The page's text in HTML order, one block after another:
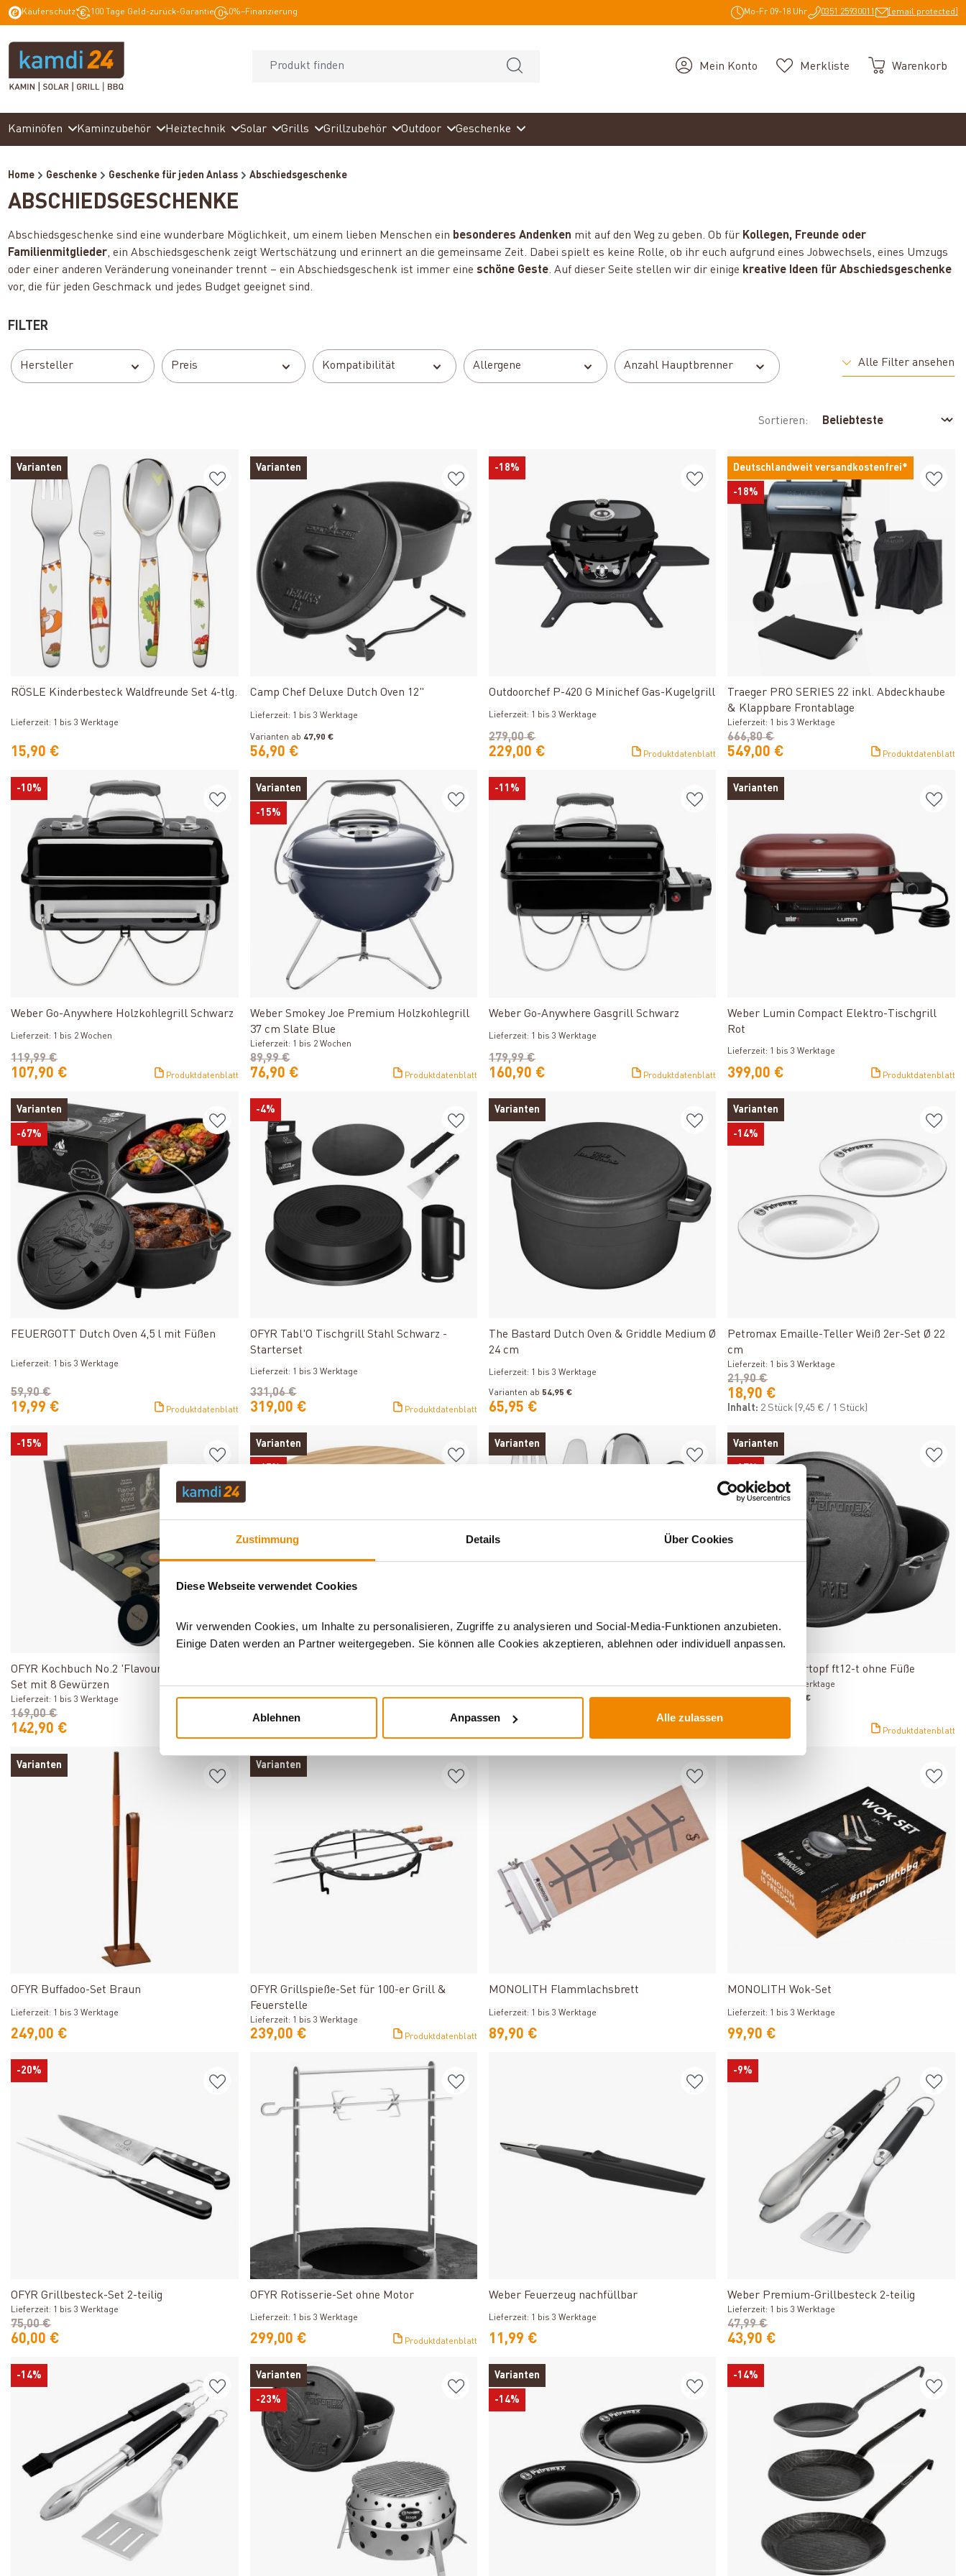
Zustimmung Details Über Cookies
Diese Webseite verwendet Cookies
Wir verwenden Cookies, um Inhalte zu personalisieren, Zugriffe zu analysieren und Social-Media-Funktionen anzubieten.
Einige Daten werden an Partner weitergegeben. Sie können alle Cookies akzeptieren, ablehnen oder individuell anpassen.
Ablehnen Anpassen Alle zulassen
Zur Hauptnavigation springen
Käuferschutz 100 Tage Geld-zurück-Garantie 0%–Finanzierung Mo-Fr 09-18 Uhr 0351 25930011 [email protected]
Mein Konto Merkliste Warenkorb
Kaminöfen Kaminzubehör Heiztechnik Solar Grills Grillzubehör Outdoor Geschenke
Home Geschenke Geschenke für jeden Anlass Abschiedsgeschenke
ABSCHIEDSGESCHENKE
Abschiedsgeschenke sind eine wunderbare Möglichkeit, um einem lieben Menschen ein besonderes Andenken mit auf den Weg zu geben. Ob für Kollegen, Freunde oder
Familienmitglieder, ein Abschiedsgeschenk zeigt Wertschätzung und erinnert an die gemeinsame Zeit. Dabei spielt es keine Rolle, ob ihr euch aufgrund eines Jobwechsels, eines Umzugs
oder einer anderen Veränderung voneinander trennt – ein Abschiedsgeschenk ist immer eineschöne Geste. Auf dieser Seite stellen wir dir einige kreative Ideen für Abschiedsgeschenke
vor, die für jeden Geschmack und jedes Budget geeignet sind.
FILTER
Hersteller Preis Kompatibilität Allergene Anzahl Hauptbrenner Alle Filter ansehen
Sortieren:
Varianten
Produkt ansehen
RÖSLE Kinderbesteck Waldfreunde Set 4-tlg.
Lieferzeit: 1 bis 3 Werktage
15,90 €
Varianten
Camp Chef Deluxe Dutch Oven 12"
Lieferzeit: 1 bis 3 Werktage
Varianten ab 47,90 €
56,90 €
-18%
Outdoorchef P-420 G Minichef Gas-Kugelgrill
Lieferzeit: 1 bis 3 Werktage
229,00 €
279,00 €
Produktdatenblatt
Deutschlandweit versandkostenfrei*
-18%
Traeger PRO SERIES 22 inkl. Abdeckhaube
& Klappbare Frontablage
Lieferzeit: 1 bis 3 Werktage
549,00 €
666,80 €
Produktdatenblatt
-10%
Produkt ansehen
Weber Go-Anywhere Holzkohlegrill Schwarz
Lieferzeit: 1 bis 2 Wochen
107,90 €
119,99 €
Produktdatenblatt
Varianten
-15%
Weber Smokey Joe Premium Holzkohlegrill
37 cm Slate Blue
Lieferzeit: 1 bis 2 Wochen
76,90 €
89,99 €
Produktdatenblatt
-11%
Weber Go-Anywhere Gasgrill Schwarz
Lieferzeit: 1 bis 3 Werktage
160,90 €
179,99 €
Produktdatenblatt
Varianten
Weber Lumin Compact Elektro-Tischgrill
Rot
Lieferzeit: 1 bis 3 Werktage
399,00 € Produktdatenblatt
Varianten
-67%
Produkt ansehen
FEUERGOTT Dutch Oven 4,5 l mit Füßen
Lieferzeit: 1 bis 3 Werktage
19,99 €
59,90 €
Produktdatenblatt
-4%
OFYR Tabl'O Tischgrill Stahl Schwarz -
Starterset
Lieferzeit: 1 bis 3 Werktage
319,00 €
331,06 €
Produktdatenblatt
Varianten
The Bastard Dutch Oven & Griddle Medium Ø
24 cm
Lieferzeit: 1 bis 3 Werktage
Varianten ab 54,95 €
65,95 €
Varianten
-14%
Petromax Emaille-Teller Weiß 2er-Set Ø 22
cm
Lieferzeit: 1 bis 3 Werktage
18,90 €
21,90 €
Inhalt: 2 Stück (9,45 € / 1 Stück)
-15%
Produkt ansehen
OFYR Kochbuch No.2 'Flavours of the World'
Set mit 8 Gewürzen
Lieferzeit: 1 bis 3 Werktage
142,90 €
169,00 €
Varianten
Produkt ansehen
Lieferzeit: 1 bis 3 Werktage
Varianten ab29,99 €
99,90 €
Varianten
Produkt ansehen
4-tlg.
Varianten
Petromax Feuertopf ft12-t ohne Füße
Lieferzeit: 1 bis 3 Werktage
Varianten ab26,90 €
Produktdatenblatt
Varianten
Produkt ansehen
OFYR Buffadoo-Set Braun
Lieferzeit: 1 bis 3 Werktage
249,00 €
Varianten
OFYR Grillspieße-Set für 100-er Grill &
Feuerstelle
Lieferzeit: 1 bis 3 Werktage
239,00 € Produktdatenblatt
MONOLITH Flammlachsbrett
Lieferzeit: 1 bis 3 Werktage
89,90 €
MONOLITH Wok-Set
Lieferzeit: 1 bis 3 Werktage
99,90 €
-20%
OFYR Grillbesteck-Set 2-teilig
Lieferzeit: 1 bis 3 Werktage
60,00 €
75,00 €
Produkt ansehen
OFYR Rotisserie-Set ohne Motor
Lieferzeit: 1 bis 3 Werktage
299,00 € Produktdatenblatt
Weber Feuerzeug nachfüllbar
Lieferzeit: 1 bis 3 Werktage
11,99 €
-9%
Weber Premium-Grillbesteck 2-teilig
Lieferzeit: 1 bis 3 Werktage
43,90 €
47,99 €
-14% Varianten
-23%
Varianten
-14%
-14%